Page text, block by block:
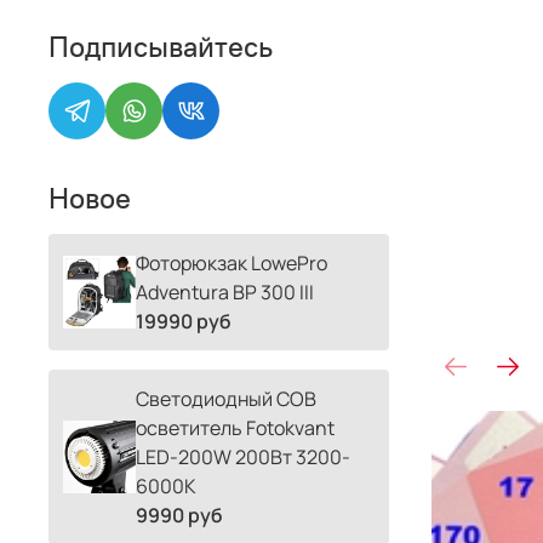
Подписывайтесь
Новое
Фоторюкзак LowePro
Adventura BP 300 III
19990 руб
Светодиодный COB
осветитель Fotokvant
LED-200W 200Вт 3200-
6000К
9990 руб